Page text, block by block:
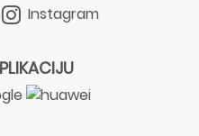
Instagram